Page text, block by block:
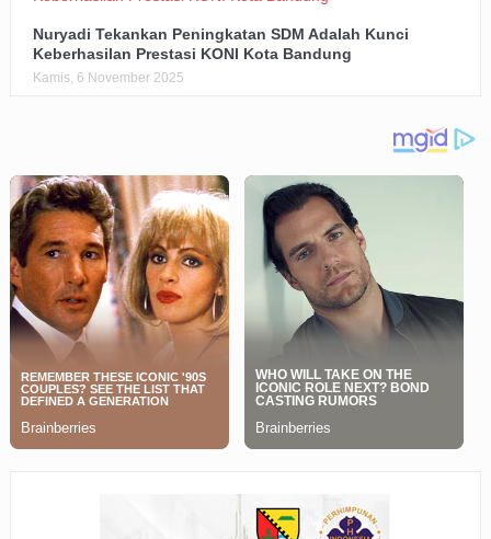
Nuryadi Tekankan Peningkatan SDM Adalah Kunci
Keberhasilan Prestasi KONI Kota Bandung
Kamis, 6 November 2025